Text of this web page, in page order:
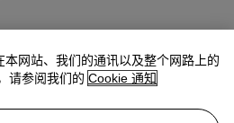
现代艺术 （日间拍
网站、我们的通讯以及整个网路上的
请参阅我们的 Cookie 通知